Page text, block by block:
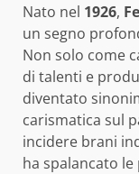
Nato nel 1926,
un segno
Non solo come
di talenti e
diventato
carismatica sul
incidere brani
ha spalancato